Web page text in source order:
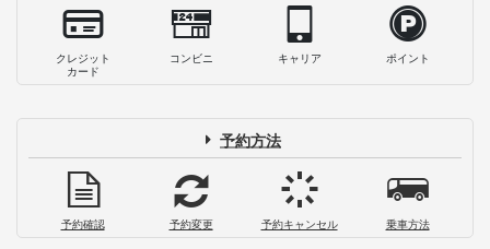
クレジット
カード
コンビニ キャリア ポイント
予約方法
予約確認 予約変更 予約キャンセル 乗車方法